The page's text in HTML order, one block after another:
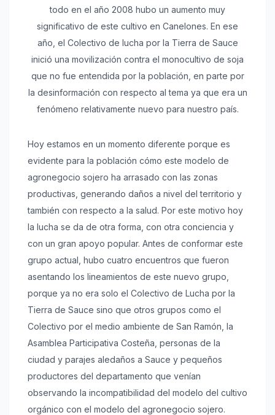
todo en el año 2008 hubo un aumento muy
significativo de este cultivo en Canelones. En ese
año, el Colectivo de lucha por la Tierra de Sauce
inició una movilización contra el monocultivo de soja
que no fue entendida por la población, en parte por
la desinformación con respecto al tema ya que era un
fenómeno relativamente nuevo para nuestro país.
Hoy estamos en un momento diferente porque es
evidente para la población cómo este modelo de
agronegocio sojero ha arrasado con las zonas
productivas, generando daños a nivel del territorio y
también con respecto a la salud. Por este motivo hoy
la lucha se da de otra forma, con otra conciencia y
con un gran apoyo popular. Antes de conformar este
grupo actual, hubo cuatro encuentros que fueron
asentando los lineamientos de este nuevo grupo,
porque ya no era solo el Colectivo de Lucha por la
Tierra de Sauce sino que otros grupos como el
Colectivo por el medio ambiente de San Ramón, la
Asamblea Participativa Costeña, personas de la
ciudad y parajes aledaños a Sauce y pequeños
productores del departamento que venían
observando la incompatibilidad del modelo del cultivo
orgánico con el modelo del agronegocio sojero.